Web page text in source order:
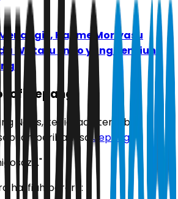
Hajime Moriyasu
Wataru Endo yang Pensiun
Jepang
News, kebiasaan tersebut
peribahasaJepang
harfiah berarti: